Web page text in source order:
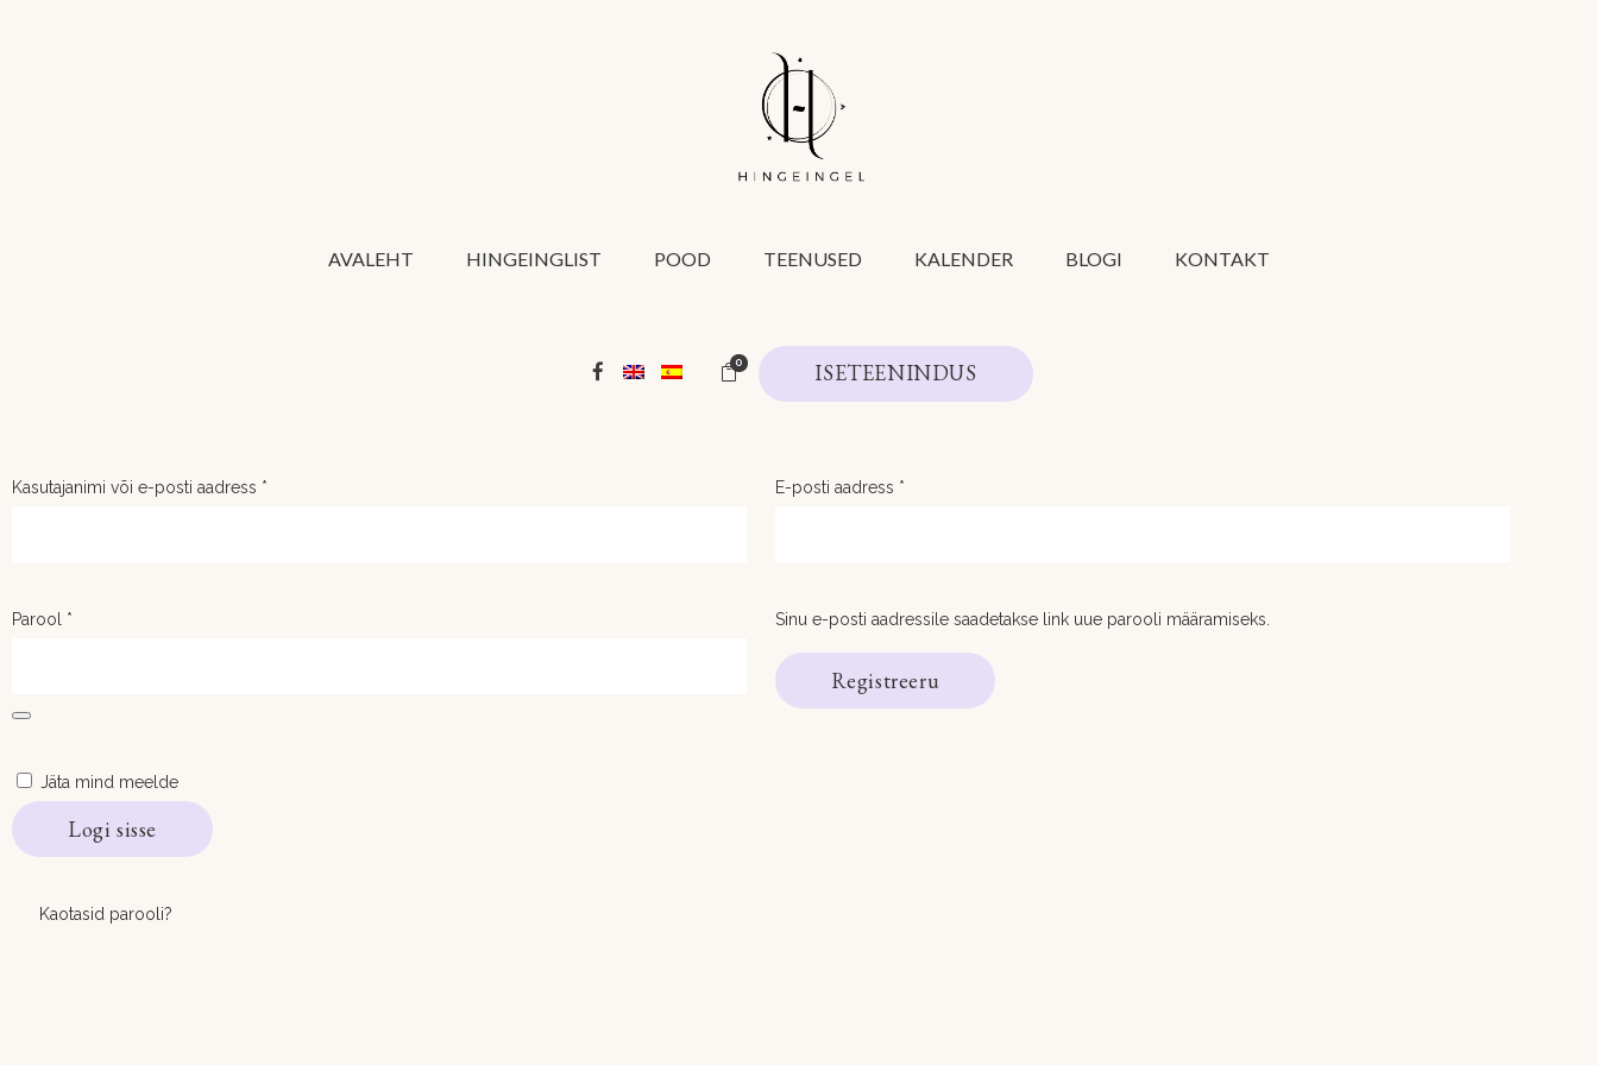
AVALEHT HINGEINGLIST POOD TEENUSED KALENDER BLOGI KONTAKT
0 ISETEENINDUS
Kasutajanimi või e-posti aadress *
Parool *
Jäta mind meelde
Logi sisse
Kaotasid parooli?
E-posti aadress *
Sinu e-posti aadressile saadetakse link uue parooli määramiseks.
Registreeru